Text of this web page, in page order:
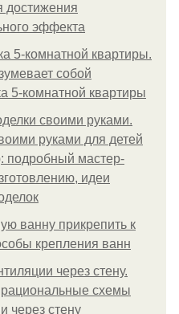
достижения
эффекта
5-комнатной квартиры.
собой
5-комнатной квартиры
своими руками.
руками для детей
подробный мастер-
идеи
ванну прикрепить к
крепления ванн
через стену.
схемы
через стену